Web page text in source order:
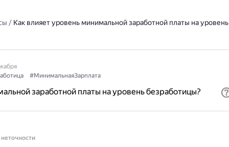
/ Как влияет уровень минимальной заработной платы на уровень
#МинимальнаяЗарплата
заработной платы на уровень безработицы?